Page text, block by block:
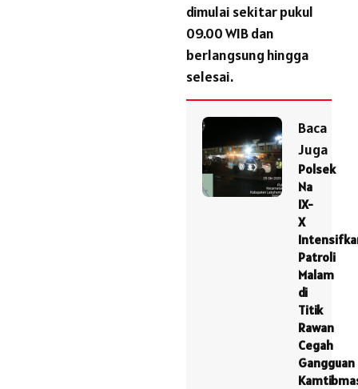
dimulai sekitar pukul
09.00 WIB dan
berlangsung hingga
selesai.
Baca
Juga
Polsek
Na
IX-
X
Patroli
Malam
di
Titik
Rawan
Cegah
Gangguan